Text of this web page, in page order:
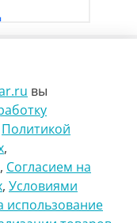
вы
Политикой
,
, Согласием на
, Условиями
использование